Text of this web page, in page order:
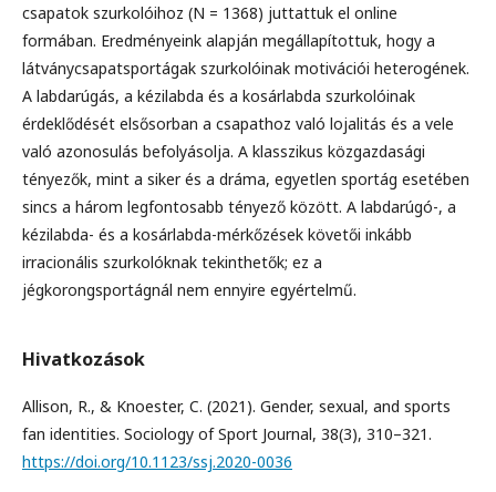
csapatok szurkolóihoz (N = 1368) juttattuk el online
formában. Eredményeink alapján megállapítottuk, hogy a
látvány­csa­pat­sport­ágak szurkolóinak motivációi heterogének.
A labdarúgás, a kézilabda és a kosárlabda szurkolóinak
érdeklődését elsősorban a csapathoz való lojalitás és a vele
való azonosulás befolyásolja. A klasszikus közgazdasági
tényezők, mint a siker és a dráma, egyetlen sportág esetében
sincs a három legfontosabb tényező között. A labdarúgó-, a
kézilabda- és a kosárlabda-mérkőzések követői inkább
irracionális szurkolóknak tekinthetők; ez a
jégkorongsportágnál nem ennyire egyértelmű.
Hivatkozások
Allison, R., & Knoester, C. (2021). Gender, sexual, and sports
fan identities. Sociology of Sport Journal, 38(3), 310–321.
https://doi.org/10.1123/ssj.2020-0036